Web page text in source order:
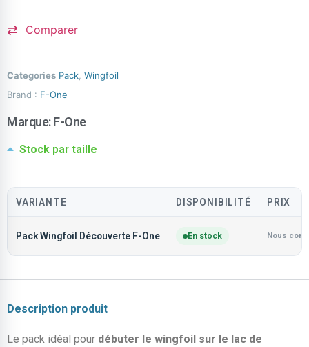
Comparer
Categories Pack, Wingfoil
Brand : F-One
Marque:F-One
Stock par taille
VARIANTE DISPONIBILITÉ PRIX
Pack Wingfoil Découverte F-One En stock Nous
Description produit
Le pack idéal pour débuter le wingfoil sur le lac de